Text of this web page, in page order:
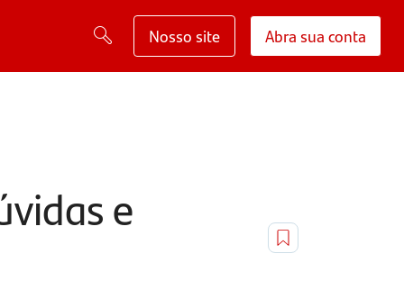
Nosso site Abra sua conta
e